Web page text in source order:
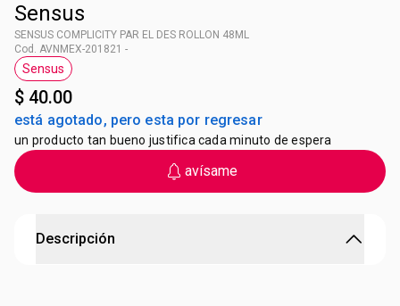
Sensus
SENSUS COMPLICITY PAR EL DES ROLLON 48ML
Cod. AVNMEX-201821 -
Etiqueta Sensus
Sensus
$ 40.00
está agotado, pero esta por regresar
un producto tan bueno justifica cada minuto de espera
avísame
Descripción